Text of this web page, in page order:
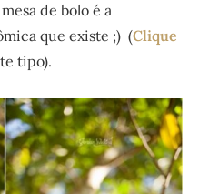
de bolo é a
que existe ;) (Clique
tipo).